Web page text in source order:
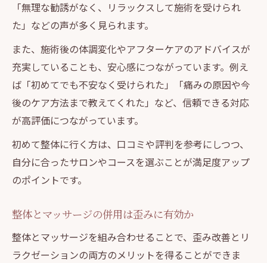
「無理な勧誘がなく、リラックスして施術を受けられ
た」などの声が多く見られます。
また、施術後の体調変化やアフターケアのアドバイスが
充実していることも、安心感につながっています。例え
ば「初めてでも不安なく受けられた」「痛みの原因や今
後のケア方法まで教えてくれた」など、信頼できる対応
が高評価につながっています。
初めて整体に行く方は、口コミや評判を参考にしつつ、
自分に合ったサロンやコースを選ぶことが満足度アップ
のポイントです。
整体とマッサージの併用は歪みに有効か
整体とマッサージを組み合わせることで、歪み改善とリ
ラクゼーションの両方のメリットを得ることができま